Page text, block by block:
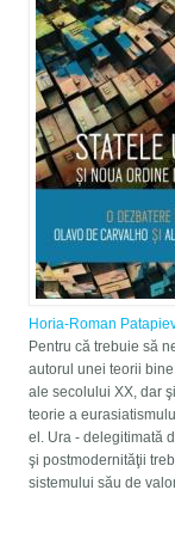
Horia-Roman
Pentru că trebuie să
autorul unei teorii
ale secolului XX, dar
teorie a
el. Ura - delegitimată
şi postmodernităţii
sistemului său de